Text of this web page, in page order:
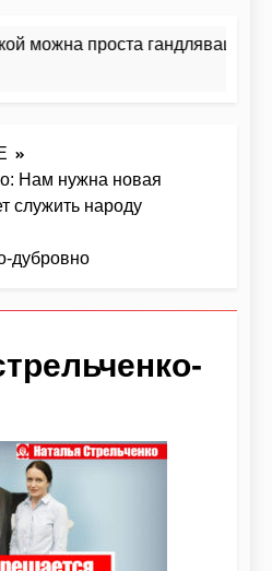
можна проста гандляваць»У
Нам нужна новая
служить народу
дубровно